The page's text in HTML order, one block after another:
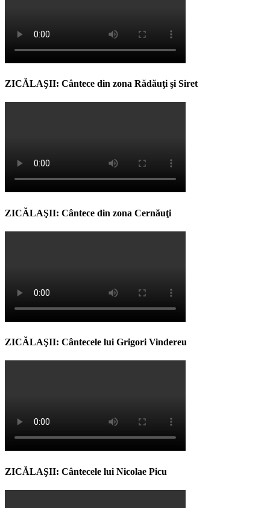
ZICĂLAŞII: Cântece din zona Rădăuţi şi Siret
ZICĂLAŞII: Cântece din zona Cernăuţi
ZICĂLAŞII: Cântecele lui Grigori Vindereu
ZICĂLAŞII: Cântecele lui Nicolae Picu